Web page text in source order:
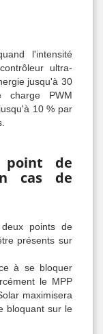
l'intensité
ultra-
jusqu'à 30
charge PWM
10 % par
point de
cas de
points de
présents sur
à se bloquer
le MPP
maximisera
bloquant sur le